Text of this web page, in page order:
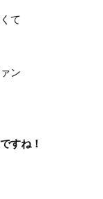
て
ン
すね！